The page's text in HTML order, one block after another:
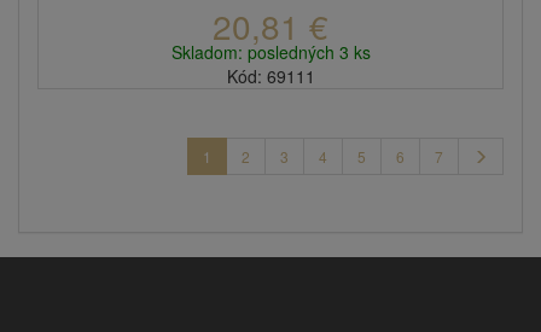
20,81 €
Skladom: posledných 3 ks
Kód: 69111
1 2 3 4 5 6 7